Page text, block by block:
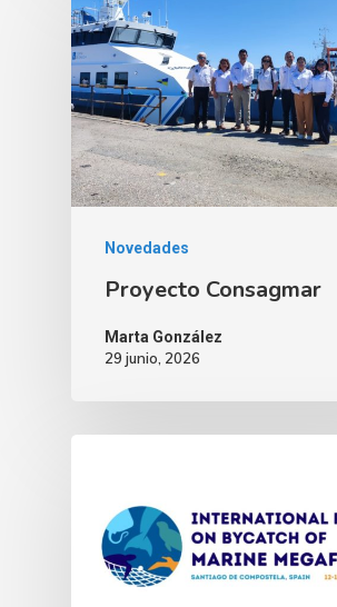
Novedades
Proyecto Consagmar
Marta González
29 junio, 2026